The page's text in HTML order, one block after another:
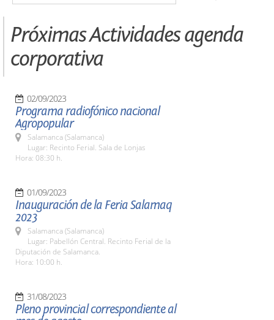
Próximas Actividades agenda
corporativa
02/09/2023
Programa radiofónico nacional
Agropopular
Salamanca (Salamanca)
Lugar: Recinto Ferial. Sala de Lonjas
Hora: 08:30 h.
01/09/2023
Inauguración de la Feria Salamaq
2023
Salamanca (Salamanca)
Lugar: Pabellón Central. Recinto Ferial de la
Diputación de Salamanca.
Hora: 10:00 h.
31/08/2023
Pleno provincial correspondiente al